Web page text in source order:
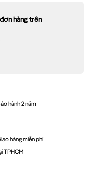
hàng trên
hành 2 năm
hàng miễn phí
TPHCM